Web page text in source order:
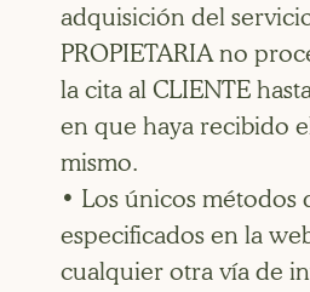
adquisición del
PROPIETARIA no
la cita al CLIENTE
en que haya recibido
mismo.
• Los únicos métodos
especificados en la
cualquier otra vía de